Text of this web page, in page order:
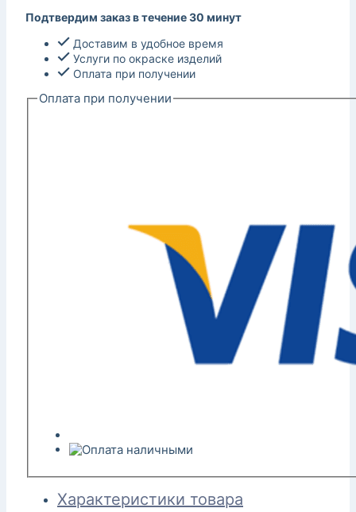
Подтвердим заказ в течение 30 минут
Доставим в удобное время
Услуги по окраске изделий
Оплата при получении
Оплата при получении
Характеристики товара